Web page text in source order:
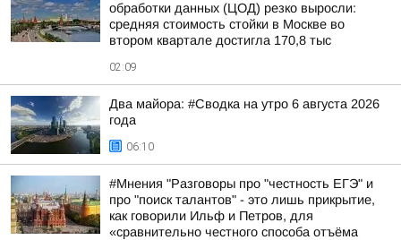
обработки данных (ЦОД) резко выросли:
средняя стоимость стойки в Москве во
втором квартале достигла 170,8 тыс
02:09
Два майора: #Сводка на утро 6 августа 2026
года
06:10
#Мнения "Разговоры про "честность ЕГЭ" и
про "поиск талантов" - это лишь прикрытие,
как говорили Ильф и Петров, для
«сравнительно честного способа отъёма